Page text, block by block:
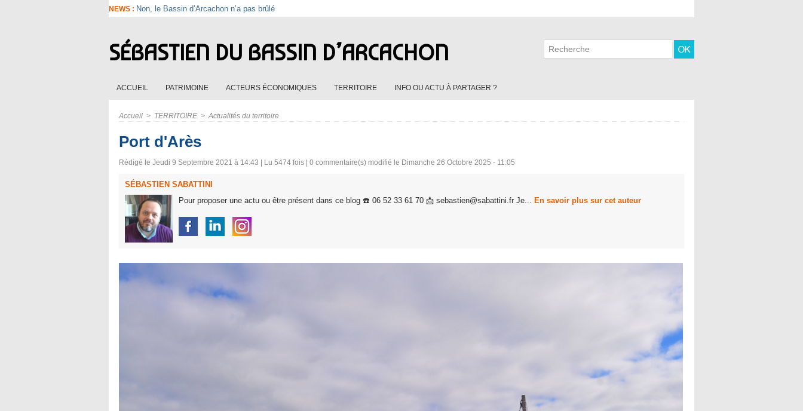
NEWS : Non, le Bassin d’Arcachon n’a pas brûlé
SÉBASTIEN DU BASSIN D’ARCACHON
ACCUEIL PATRIMOINE ACTEURS ÉCONOMIQUES TERRITOIRE INFO OU ACTU À PARTAGER ?
Accueil > TERRITOIRE > Actualités du territoire
Port d'Arès
Rédigé le Jeudi 9 Septembre 2021 à 14:43 | Lu 5474 fois | 0 commentaire(s) modifié le Dimanche 26 Octobre 2025 - 11:05
SÉBASTIEN SABATTINI
Pour proposer une actu ou être présent dans ce blog ☎️ 06 52 33 61 70 📩 sebastien@sabattini.fr Je... En savoir plus sur cet auteur